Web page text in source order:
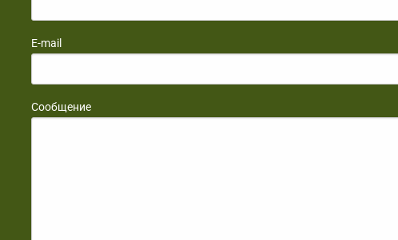
E-mail
Сообщение